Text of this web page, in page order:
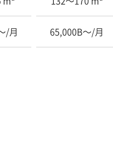
/月 65,000B〜/月